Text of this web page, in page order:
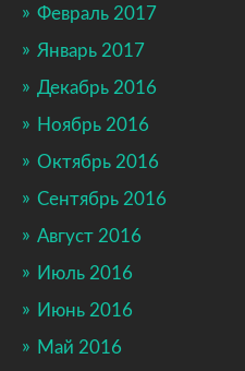
Февраль 2017
Январь 2017
Декабрь 2016
Ноябрь 2016
Октябрь 2016
Сентябрь 2016
Август 2016
Июль 2016
Июнь 2016
Май 2016